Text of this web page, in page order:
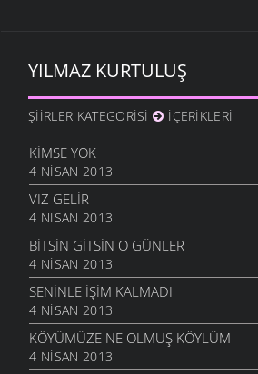
YILMAZ KURTULUŞ
ŞIIRLER KATEGORISI İÇERIKLERI
KIMSE YOK
4 NISAN 2013
VIZ GELIR
4 NISAN 2013
BITSIN GITSIN O GÜNLER
4 NISAN 2013
SENINLE İŞIM KALMADI
4 NISAN 2013
KÖYÜMÜZE NE OLMUŞ KÖYLÜM
4 NISAN 2013